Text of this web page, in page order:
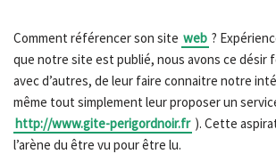
Comment référencer son site web ?
que notre site est publié, nous avons ce désir
avec d’autres, de leur faire connaitre notre
même tout simplement leur proposer un
http://www.gite-perigordnoir.fr ). Cette
l’arène du être vu pour être lu.